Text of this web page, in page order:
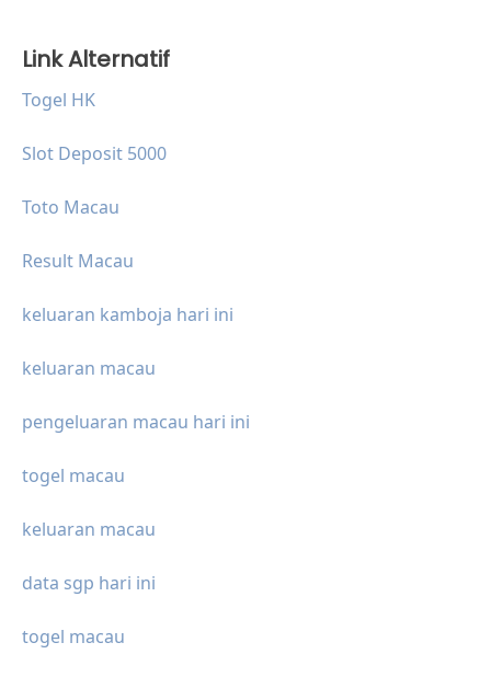
Link Alternatif
Togel HK
Slot Deposit 5000
Toto Macau
Result Macau
keluaran kamboja hari ini
keluaran macau
pengeluaran macau hari ini
togel macau
keluaran macau
data sgp hari ini
togel macau